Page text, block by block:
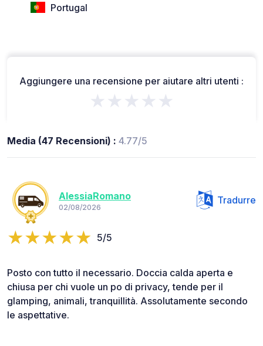
Portugal
Aggiungere una recensione per aiutare altri utenti :
★★★★★
Media (47 Recensioni) : 4.77/5
AlessiaRomano
02/08/2026
Tradurre
5/5
Posto con tutto il necessario. Doccia calda aperta e
chiusa per chi vuole un po di privacy, tende per il
glamping, animali, tranquillità. Assolutamente secondo
le aspettative.